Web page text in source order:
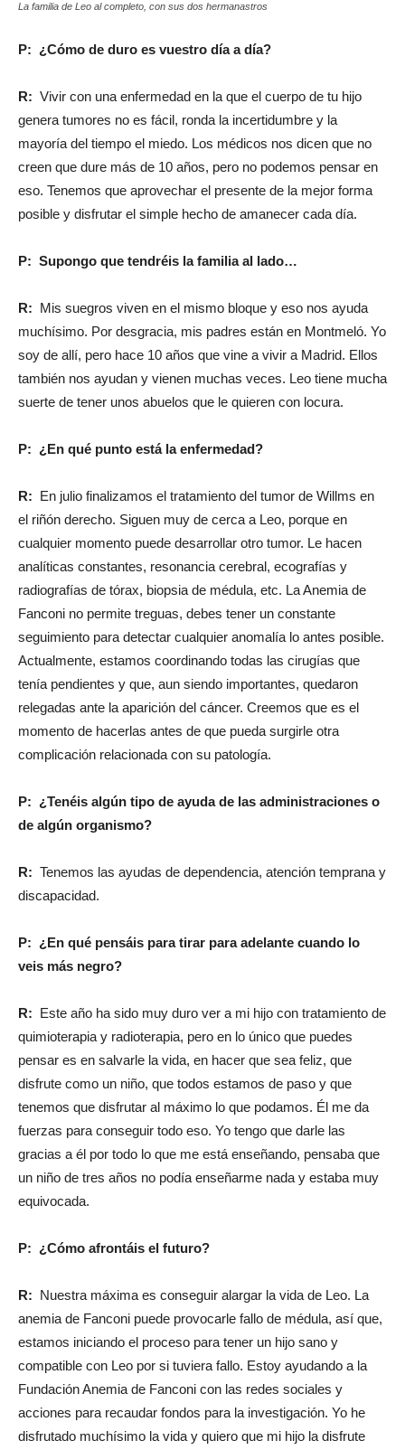
La familia de Leo al completo, con sus dos hermanastros
P: ¿Cómo de duro es vuestro día a día?
R: Vivir con una enfermedad en la que el cuerpo de tu hijo
genera tumores no es fácil, ronda la incertidumbre y la
mayoría del tiempo el miedo. Los médicos nos dicen que no
creen que dure más de 10 años, pero no podemos pensar en
eso. Tenemos que aprovechar el presente de la mejor forma
posible y disfrutar el simple hecho de amanecer cada día.
P: Supongo que tendréis la familia al lado…
R: Mis suegros viven en el mismo bloque y eso nos ayuda
muchísimo. Por desgracia, mis padres están en Montmeló. Yo
soy de allí, pero hace 10 años que vine a vivir a Madrid. Ellos
también nos ayudan y vienen muchas veces. Leo tiene mucha
suerte de tener unos abuelos que le quieren con locura.
P: ¿En qué punto está la enfermedad?
R: En julio finalizamos el tratamiento del tumor de Willms en
el riñón derecho. Siguen muy de cerca a Leo, porque en
cualquier momento puede desarrollar otro tumor. Le hacen
analíticas constantes, resonancia cerebral, ecografías y
radiografías de tórax, biopsia de médula, etc. La Anemia de
Fanconi no permite treguas, debes tener un constante
seguimiento para detectar cualquier anomalía lo antes posible.
Actualmente, estamos coordinando todas las cirugías que
tenía pendientes y que, aun siendo importantes, quedaron
relegadas ante la aparición del cáncer. Creemos que es el
momento de hacerlas antes de que pueda surgirle otra
complicación relacionada con su patología.
P: ¿Tenéis algún tipo de ayuda de las administraciones o
de algún organismo?
R: Tenemos las ayudas de dependencia, atención temprana y
discapacidad.
P: ¿En qué pensáis para tirar para adelante cuando lo
veis más negro?
R: Este año ha sido muy duro ver a mi hijo con tratamiento de
quimioterapia y radioterapia, pero en lo único que puedes
pensar es en salvarle la vida, en hacer que sea feliz, que
disfrute como un niño, que todos estamos de paso y que
tenemos que disfrutar al máximo lo que podamos. Él me da
fuerzas para conseguir todo eso. Yo tengo que darle las
gracias a él por todo lo que me está enseñando, pensaba que
un niño de tres años no podía enseñarme nada y estaba muy
equivocada.
P: ¿Cómo afrontáis el futuro?
R: Nuestra máxima es conseguir alargar la vida de Leo. La
anemia de Fanconi puede provocarle fallo de médula, así que,
estamos iniciando el proceso para tener un hijo sano y
compatible con Leo por si tuviera fallo. Estoy ayudando a la
Fundación Anemia de Fanconi con las redes sociales y
acciones para recaudar fondos para la investigación. Yo he
disfrutado muchísimo la vida y quiero que mi hijo la disfrute